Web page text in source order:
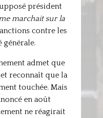
président
marchait sur la
contre les
générale.
admet que
reconnaît que la
touchée. Mais
en août
ne réagirait